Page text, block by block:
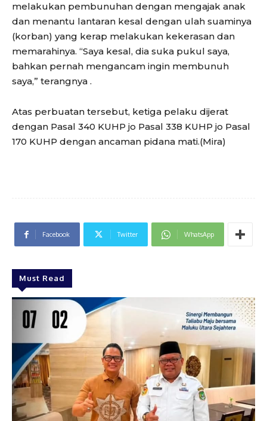
melakukan pembunuhan dengan mengajak anak
dan menantu lantaran kesal dengan ulah suaminya
(korban) yang kerap melakukan kekerasan dan
memarahinya. “Saya kesal, dia suka pukul saya,
bahkan pernah mengancam ingin membunuh
saya,” terangnya .
Atas perbuatan tersebut, ketiga pelaku dijerat
dengan Pasal 340 KUHP jo Pasal 338 KUHP jo Pasal
170 KUHP dengan ancaman pidana mati.(Mira)
Facebook Twitter WhatsApp
Must Read